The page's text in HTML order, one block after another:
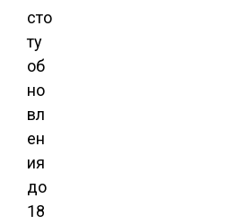
сто
ту
об
но
вл
ен
ия
до
18